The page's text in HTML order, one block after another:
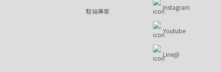
駐站專家
Instagram
Youtube
Line@